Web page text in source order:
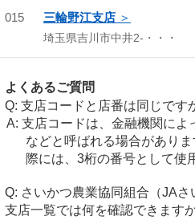
015 三輪野江支店
埼玉県吉川市中井2-・・・
よくあるご質問
支店コードと店番は同じです
支店コードは、金融機関によ
などと呼ばれる場合があり
際には、3桁の番号として使
さいかつ農業協同組合（JA
支店一覧では何を確認できます